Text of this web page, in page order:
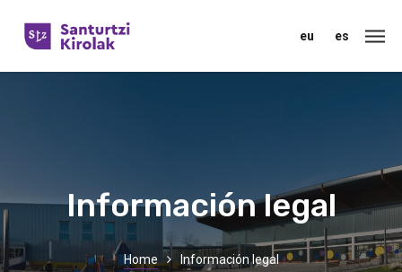
eu es
Información legal
Home Información legal